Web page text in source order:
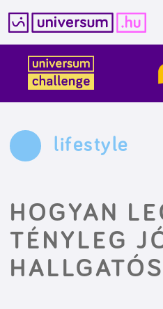
tartalomba
lifestyle
HOGYAN
TÉNYLEG